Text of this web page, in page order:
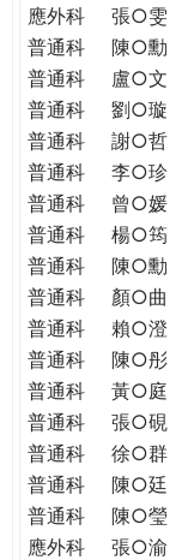
GLOBAL
CITIZENSHIP
應外科
張○雯
普通科
陳○勳
普通科
盧○文
普通科
劉○璇
普通科
謝○哲
普通科
李○珍
普通科
曾○媛
普通科
楊○筠
普通科
陳○勳
普通科
顏○曲
普通科
賴○澄
普通科
陳○彤
普通科
黃○庭
普通科
張○硯
普通科
徐○群
普通科
陳○廷
普通科
陳○瑩
應外科
張○渝